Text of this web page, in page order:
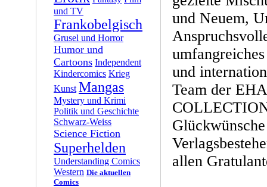
und TV
Frankobelgisch
Grusel und Horror
Humor und
Cartoons Independent
Kindercomics Krieg
Kunst Mangas
Mystery und Krimi
Politik und Geschichte
Schwarz-Weiss
Science Fiction
Superhelden
Understanding Comics
Western Die aktuellen
Comics
und Neuem,
und
Team der
allen